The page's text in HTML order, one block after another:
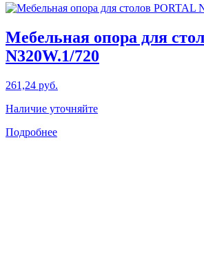
Мебельная опора для
N320W.1/720
261,24 руб.
Наличие уточняйте
Подробнее